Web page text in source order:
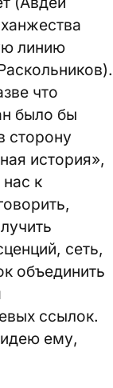
линию
что
было бы
сторону
история»,
к
сеть,
объединить
ссылок.
ему,